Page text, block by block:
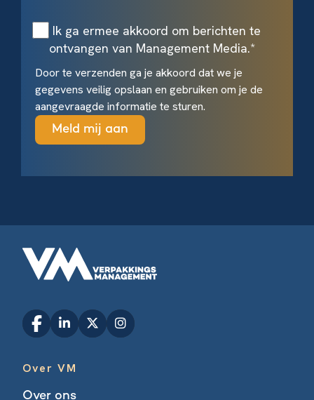
Ik ga ermee akkoord om berichten te
ontvangen van Management Media.*
Door te verzenden ga je akkoord dat we je
gegevens veilig opslaan en gebruiken om je de
aangevraagde informatie te sturen.
Over VM
Over ons